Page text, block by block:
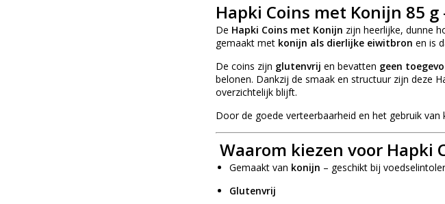
Hapki Coins met Konijn 85
De Hapki Coins met Konijn zijn heerlijke, dunne
gemaakt met konijn als dierlijke eiwitbron en is
De coins zijn glutenvrij en bevatten geen
belonen. Dankzij de smaak en structuur zijn deze
overzichtelijk blijft.
Door de goede verteerbaarheid en het gebruik
Waarom kiezen voor Hapki
Gemaakt van konijn – geschikt bij
Glutenvrij